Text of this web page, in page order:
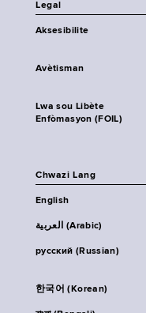
Legal
Aksesibilite
Avètisman
Lwa sou Libète
Enfòmasyon (FOIL)
Chwazi Lang
English
العربية (Arabic)
русский (Russian)
한국어 (Korean)